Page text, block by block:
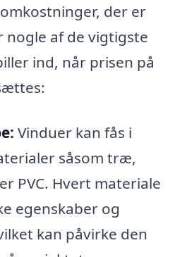
der er
nogle af de vigtigste
ind, når prisen på
Vinduer kan fås i
såsom træ,
PVC. Hvert materiale
egenskaber og
kan påvirke den